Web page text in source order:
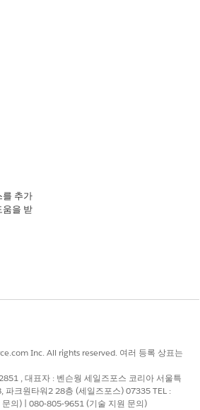
거부, 배송 또는 보류할 경우 시스템에서
비스 요청
관리
위한 의견을 보내주세요.
를 추가
움을 받
Inc. All rights reserved. 여러 등록 상표는
, 대표자 : 벤슨웡 세일즈포스 코리아 서울특
파크원타워2 28층 (세일즈포스) 07335 TEL :
의) | 080-805-9651 (기술 지원 문의)